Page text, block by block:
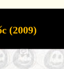
(2009)